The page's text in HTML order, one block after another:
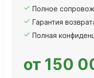
Полное
Гарантия
Полная
от 150